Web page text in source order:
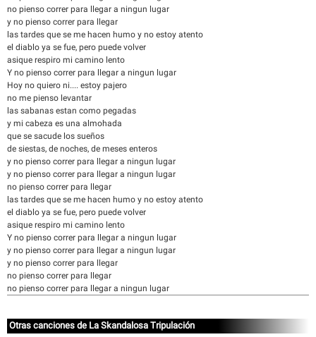
no pienso correr para llegar a ningun lugar
y no pienso correr para llegar
las tardes que se me hacen humo y no estoy atento
el diablo ya se fue, pero puede volver
asique respiro mi camino lento
Y no pienso correr para llegar a ningun lugar
Hoy no quiero ni.... estoy pajero
no me pienso levantar
las sabanas estan como pegadas
y mi cabeza es una almohada
que se sacude los sueños
de siestas, de noches, de meses enteros
y no pienso correr para llegar a ningun lugar
y no pienso correr para llegar a ningun lugar
no pienso correr para llegar
las tardes que se me hacen humo y no estoy atento
el diablo ya se fue, pero puede volver
asique respiro mi camino lento
Y no pienso correr para llegar a ningun lugar
y no pienso correr para llegar a ningun lugar
y no pienso correr para llegar
no pienso correr para llegar
no pienso correr para llegar a ningun lugar
Otras canciones de La Skandalosa Tripulación